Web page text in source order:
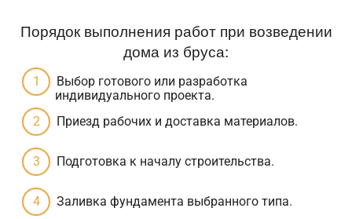
Порядок выполнения работ при возведении
дома из бруса:
Выбор готового или разработка
индивидуального проекта.
Приезд рабочих и доставка материалов.
Подготовка к началу строительства.
Заливка фундамента выбранного типа.